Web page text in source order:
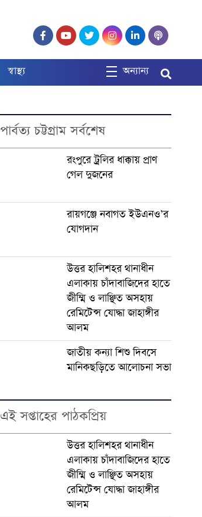
স্বাস্থ্য অন্যান্য
পার্বত্য চট্টগ্রাম সর্বশেষ
রংপুরে ট্রলির ধাক্কায় প্রাণ
গেল দুজনের
রায়গঞ্জে নবাগত ইউএনও’র
যোগদান
উত্তর হালিশহর থানাধীন
এলাকায় চাঁদাবাজিদের হাতে
জীম্মি ও লাঞ্ছিত অসহায়
রেমিটেন্স যোদ্ধা জাহাঙ্গীর
আলম
জাতীয় কন্যা শিশু দিবসে
মানিকছড়িতে আলোচনা সভা
এই সপ্তাহের পাঠকপ্রিয়
উত্তর হালিশহর থানাধীন
এলাকায় চাঁদাবাজিদের হাতে
জীম্মি ও লাঞ্ছিত অসহায়
রেমিটেন্স যোদ্ধা জাহাঙ্গীর
আলম